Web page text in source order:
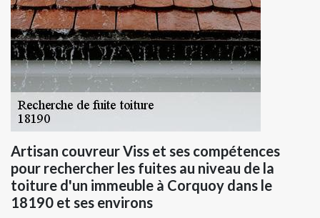
Artisan couvreur Viss et ses compétences
pour rechercher les fuites au niveau de la
toiture d'un immeuble à Corquoy dans le
18190 et ses environs